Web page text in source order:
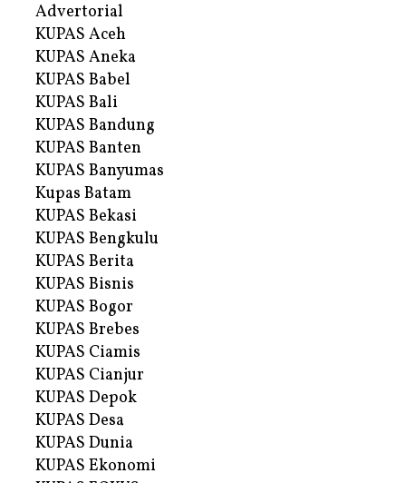
Advertorial
KUPAS Aceh
KUPAS Aneka
KUPAS Babel
KUPAS Bali
KUPAS Bandung
KUPAS Banten
KUPAS Banyumas
Kupas Batam
KUPAS Bekasi
KUPAS Bengkulu
KUPAS Berita
KUPAS Bisnis
KUPAS Bogor
KUPAS Brebes
KUPAS Ciamis
KUPAS Cianjur
KUPAS Depok
KUPAS Desa
KUPAS Dunia
KUPAS Ekonomi